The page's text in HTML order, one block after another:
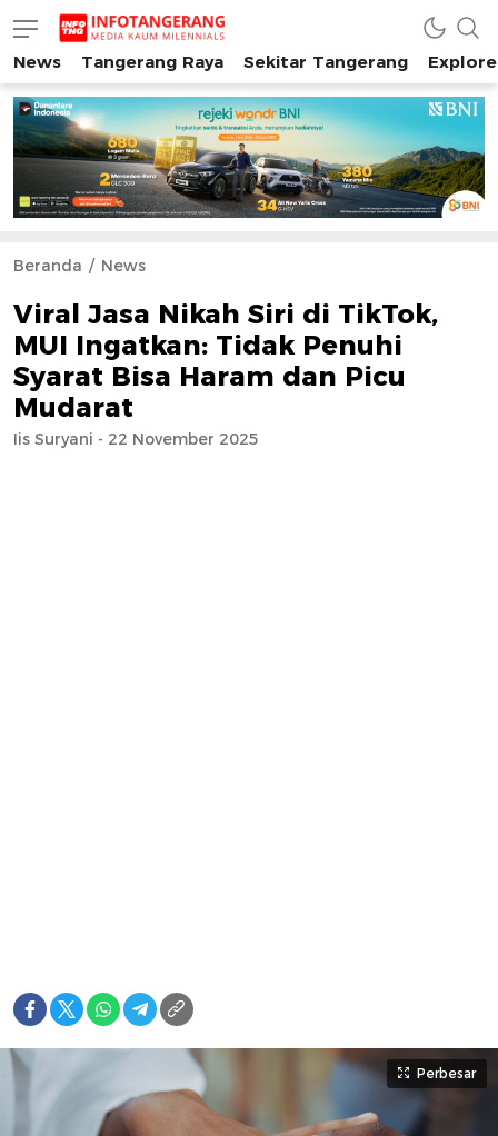
INFO TANGERANG
Media Kaum Millenials Tangerang Raya
News Tangerang Raya Sekitar Tangerang
Beranda News
Viral Jasa Nikah Siri di TikTok,
MUI Ingatkan: Tidak Penuhi
Syarat Bisa Haram dan Picu
Mudarat
Iis Suryani - 22 November 2025
Perbesar